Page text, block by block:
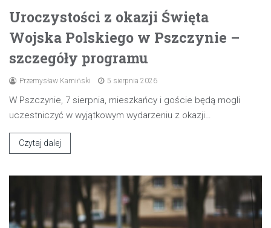
Uroczystości z okazji Święta
Wojska Polskiego w Pszczynie –
szczegóły programu
Przemysław Kamiński 5 sierpnia 2026
W Pszczynie, 7 sierpnia, mieszkańcy i goście będą mogli
uczestniczyć w wyjątkowym wydarzeniu z okazji…
Czytaj dalej